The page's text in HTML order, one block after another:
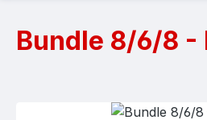
Bundle 8/6/8 -
Bildergalerie überspringen